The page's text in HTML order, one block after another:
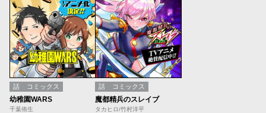
話 コミックス
幼稚園WARS
千葉侑生
話 コミックス
魔都精兵のスレイブ
タカヒロ/竹村洋平